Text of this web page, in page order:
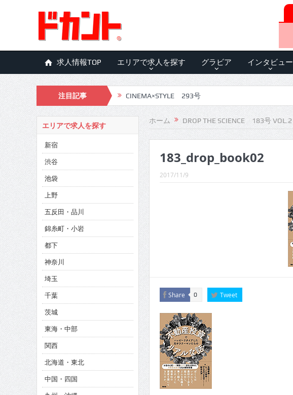
求人情報TOP エリアで求人を探す グラビア インタビュー
注目記事 CINEMA×STYLE 293号
CINEMA×STYLE 292号
CINEMA×STYLE 291号
CINEMA×STYLE 290号
CINEMA×STYLE 289号
CINEMA×STYLE 288号
CINEMA×STYLE 286号
CINEMA×STYLE 285号
CINEMA×STYLE 294号
ホーム DROP THE SCIENCE 183号 VOL.2
183_drop_book02
2017/11/9
Share 0 Tweet
エリアで求人を探す
新宿
渋谷
池袋
上野
五反田・品川
錦糸町・小岩
都下
神奈川
埼玉
千葉
茨城
東海・中部
関西
北海道・東北
中国・四国